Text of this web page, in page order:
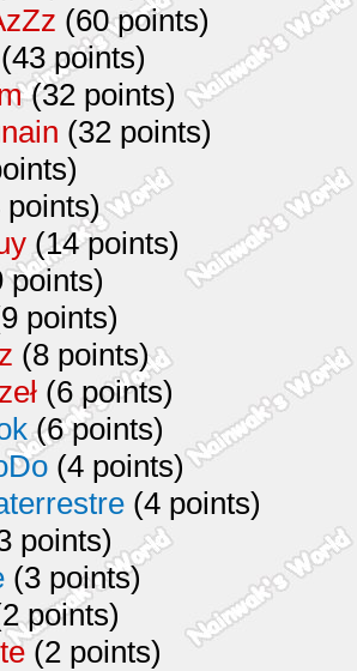
(60 points)
(43 points)
(32 points)
(32 points)
(14 points)
points)
points)
(8 points)
(6 points)
(6 points)
(4 points)
(4 points)
points)
(3 points)
points)
(2 points)